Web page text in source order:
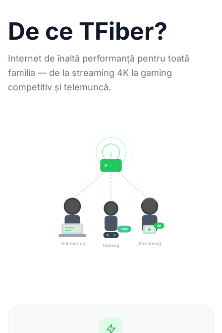
De ce TFiber?
Internet de înaltă performanță pentru toată
familia — de la streaming 4K la gaming
competitiv și telemuncă.
Telemuncă
2ms
Gaming
4K
Streaming